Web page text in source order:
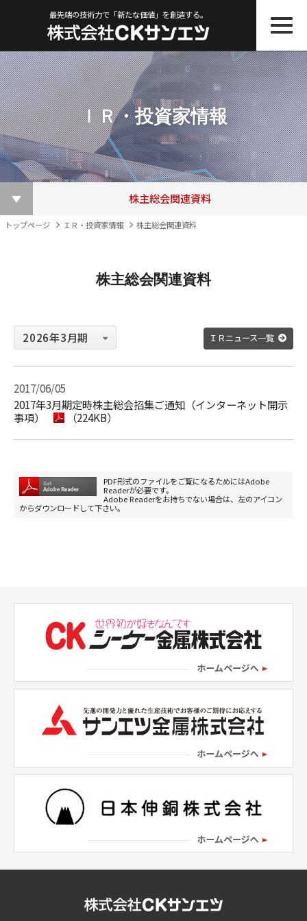
最先端の技術力で「新たな価値」を創造する。
ＩＲ・投資家情報
ＩＲニュース一覧
決算短信
適時開示書類
株主総会関連資料
その他ＩＲ資料
株主優待制度
電子公告
株価情報
トップページ ＩＲ・投資家情報 株主総会関連資料
株主総会関連資料
ＩＲニュース一覧
2017/06/05
2017年3月期定時株主総会招集ご通知（インターネット開示
事項）
（224KB）
PDF形式のファイルをご覧になるためにはAdobe
Readerが必要です。
Adobe Readerをお持ちでない場合は、左のアイコン
からダウンロードして下さい。